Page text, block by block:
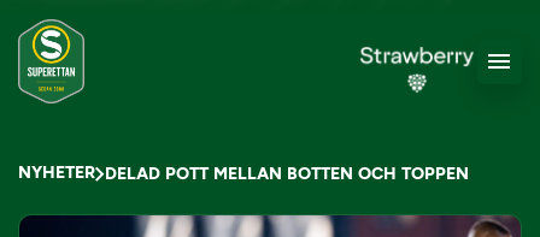
NYHETER DELAD POTT MELLAN BOTTEN OCH TOPPEN